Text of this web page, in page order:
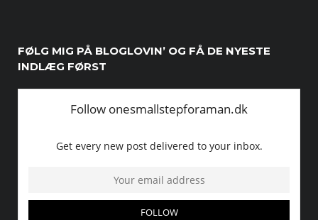
FØLG MIG PÅ BLOGLOVIN’ OG FÅ DE NYESTE
INDLÆG FØRST